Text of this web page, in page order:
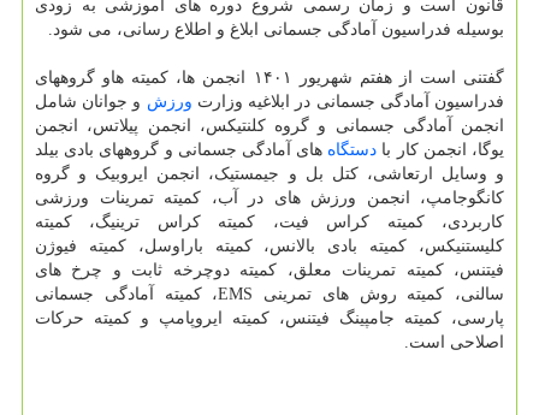
قانون است و زمان رسمی شروع دوره های آموزشی به زودی
بوسیله فدراسیون آمادگی جسمانی ابلاغ و اطلاع رسانی، می شود.
گفتنی است از هفتم شهریور ۱۴۰۱ انجمن ها، کمیته هاو گروههای
فدراسیون آمادگی جسمانی در ابلاغیه وزارت ورزش و جوانان شامل
انجمن آمادگی جسمانی و گروه کلنتیکس، انجمن پیلاتس، انجمن
یوگا، انجمن کار با دستگاه های آمادگی جسمانی و گروههای بادی بیلد
و وسایل ارتعاشی، کتل بل و جیمستیک، انجمن ایروبیک و گروه
کانگوجامپ، انجمن ورزش های در آب، کمیته تمرینات ورزشی
کاربردی، کمیته کراس فیت، کمیته کراس ترینیگ، کمیته
کلیستنیکس، کمیته بادی بالانس، کمیته باراوسل، کمیته فیوژن
فیتنس، کمیته تمرینات معلق، کمیته دوچرخه ثابت و چرخ های
سالنی، کمیته روش های تمرینی EMS، کمیته آمادگی جسمانی
پارسی، کمیته جامپینگ فیتنس، کمیته ایروپامپ و کمیته حرکات
اصلاحی است.